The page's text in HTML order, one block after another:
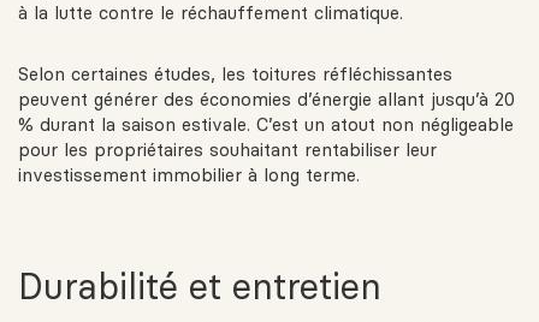
à la lutte contre le réchauffement climatique.
Selon certaines études, les toitures réfléchissantes
peuvent générer des économies d’énergie allant jusqu’à 20
% durant la saison estivale. C’est un atout non négligeable
pour les propriétaires souhaitant rentabiliser leur
investissement immobilier à long terme.
Durabilité et entretien